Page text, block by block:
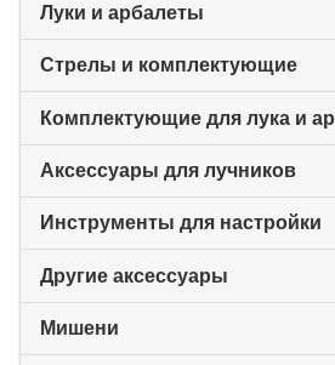
Луки и арбалеты
Стрелы и комплектующие
Комплектующие для лука и
Аксессуары для лучников
Инструменты для настройки
Другие аксессуары
Мишени